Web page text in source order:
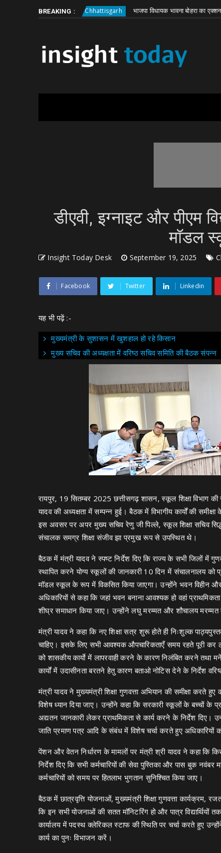
Thursday, August 6 About Write for Us
BREAKING :
Chhattisgarh भाजपा विधायक भावना बोहरा का एक्शन, JE हटाने
डीएवी, इग्नाइट और पीएम
मॉडल
Insight Today Desk September 19, 2025
Facebook Twitter Linkedin
यह भी पढ़ें :-
मुख्यमंत्री के सुशासन में खुशहाल हो रहे किसान
मुख्य सचिव की अध्यक्षता में वरिष्ठ सचिव समिति की बैठक संपन्न
रायपुर, 19 सितम्बर 2025 छत्तीसगढ़ शासन, स्कूल शिक्षा विभाग
यादव की अध्यक्षता में सम्पन्न हुई। बैठक में विभागीय कार्यों की
इस अवसर पर अपर मुख्य सचिव रेणु जी पिल्ले, स्कूल शिक्षा सचिव
संचालक समग्र शिक्षा संजीव झा प्रमुख रूप से उपस्थित थे।
बैठक में मंत्री यादव ने स्पष्ट निर्देश दिए कि राज्य के सभी जिलों में
स्थापित करने योग्य स्कूलों की जानकारी 10 दिन में संचालनालय को
मॉडल स्कूल के रूप में विकसित किया जाएगा। उन्होंने भवन विहीन
अधिकारियों से कहा कि जहां भवन बनाना आवश्यक हो वहां
शीघ्र समाधान किया जाए। उन्होंने लघु मरम्मत और शौचालय मरम्मत
मंत्री यादव ने कहा कि नए शिक्षा सत्र शुरू होते ही निःशुल्क
चाहिए। इसके लिए सभी आवश्यक औपचारिकताएँ समय रहते पूरी कर
को शासकीय कार्याे में लापरवाही करने के कारण निलंबित करने तथा
कार्यों में उदासीनता बरतने हेतु कारण बताओ नोटिस देने के निर्देश
मंत्री यादव ने मुख्यमंत्री शिक्षा गुणवत्ता अभियान की समीक्षा करते
विशेष ध्यान दिया जाए। उन्होंने कहा कि सरकारी स्कूलों के बच्चों के
अद्यतन जानकारी लेकर प्राथमिकता से कार्य करने के निर्देश दिए।
जाति प्रमाण पत्र आदि के संबंध में विशेष चर्चा करते हुए अधिकारियों
पेंशन और वेतन निर्धारण के मामलों पर मंत्री श्री यादव ने कहा कि
निर्देश दिए कि सभी कर्मचारियों की सेवा पुस्तिका और पास बुक
कर्मचारियों को समय पर हितलाभ भुगतान सुनिश्चित किया जाए।
बैठक में छात्रवृत्ति योजनाओं, मुख्यमंत्री शिक्षा गुणवत्ता कार्यक्रम,
कि इन सभी योजनाओं की सतत मॉनिटरिंग हो और पात्र
कार्यालय में पदस्थ क्लेरिकल स्टाफ की स्थिति पर चर्चा करते हुए
कार्य का पुनः विभाजन करें।